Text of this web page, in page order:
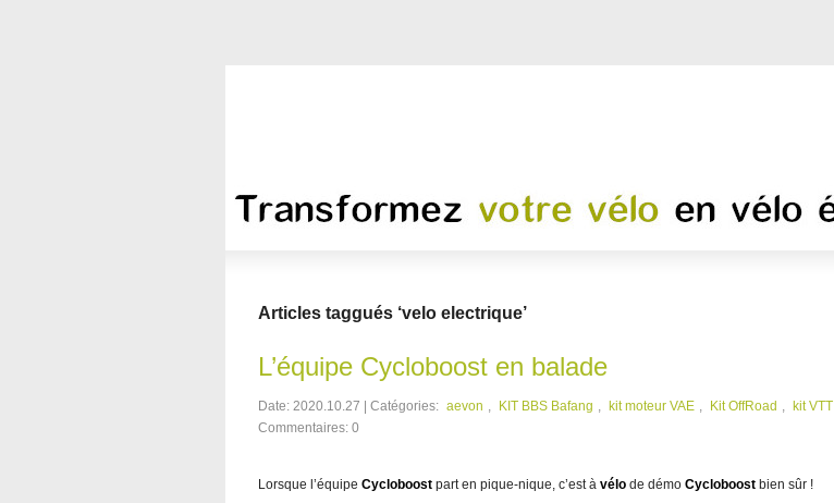
Articles taggués ‘velo electrique’
L’équipe Cycloboost en balade
Date: 2020.10.27 | Catégories: aevon , KIT BBS Bafang , kit moteur VAE , Kit OffRoad , kit VTT
Commentaires: 0
Lorsque l’équipe Cycloboost part en pique-nique, c’est à vélo de démo Cycloboost bien sûr !